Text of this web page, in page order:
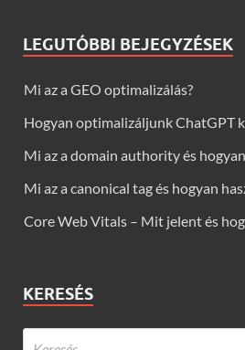
LEGUTÓBBI BEJEGYZÉSEK
Mi az a GEO optimalizálás?
Hogyan optimalizáljunk ChatGPT
Mi az a domain authority és
Mi az a canonical tag és hogyan
Core Web Vitals – Mit jelent és
KERESÉS